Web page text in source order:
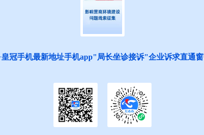
皇冠手机最新地址手机app"局长坐诊接诉"企业诉求直通窗